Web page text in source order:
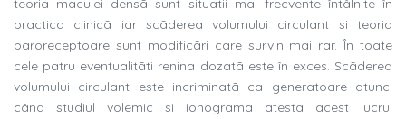
teoria maculei densã sunt situatii mai frecvente întâlnite în
practica clinicã iar scãderea volumului circulant si teoria
baroreceptoare sunt modificãri care survin mai rar. În toate
cele patru eventualitãti renina dozatã este în exces. Scãderea
volumului circulant este incriminatã ca generatoare atunci
când studiul volemic si ionograma atesta acest lucru.